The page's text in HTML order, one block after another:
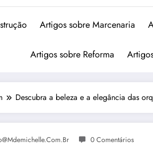
Artigos sobre Marcenaria
Artigos sobre Reforma
Descubra a beleza e a elegância das
0 Comentários